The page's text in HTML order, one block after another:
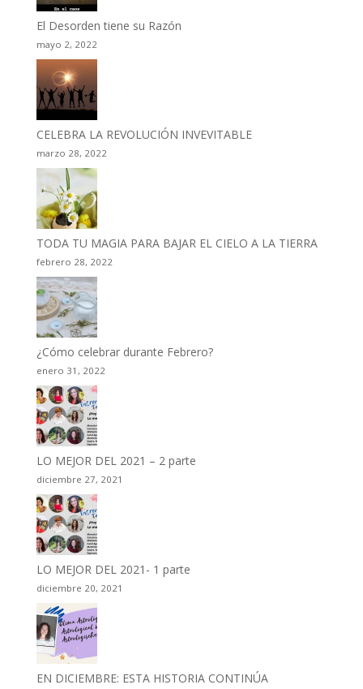
El Desorden tiene su Razón
mayo 2, 2022
CELEBRA LA REVOLUCIÓN INVEVITABLE
marzo 28, 2022
TODA TU MAGIA PARA BAJAR EL CIELO A LA TIERRA
febrero 28, 2022
¿Cómo celebrar durante Febrero?
enero 31, 2022
LO MEJOR DEL 2021 – 2 parte
diciembre 27, 2021
LO MEJOR DEL 2021- 1 parte
diciembre 20, 2021
EN DICIEMBRE: ESTA HISTORIA CONTINÚA